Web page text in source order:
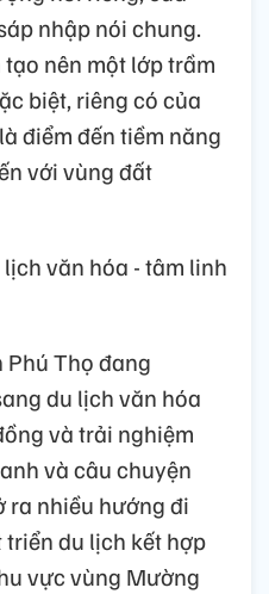
nhập nói chung.
nên một lớp trầm
biệt, riêng có của
điểm đến tiềm năng
với vùng đất
văn hóa - tâm linh
Thọ đang
du lịch văn hóa
và trải nghiệm
và câu chuyện
ra nhiều hướng đi
du lịch kết hợp
vực vùng Mường